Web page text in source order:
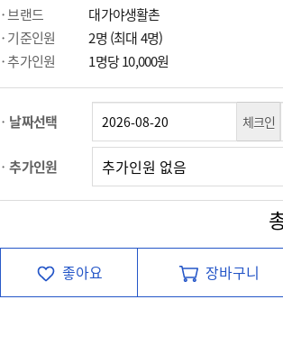
브랜드
대가야생활촌
기준인원
2명 (최대 4명)
추가인원
1명당 10,000원
날짜선택 체크인
추가인원
좋아요 장바구니